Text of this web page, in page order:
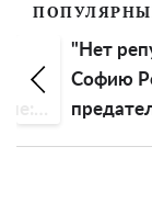
"Нет
Софию